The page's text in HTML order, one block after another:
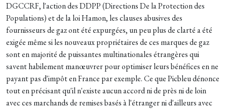
DGCCRF, l'action des DDPP (Directions De la Protection des
Populations) et de la loi Hamon, les clauses abusives des
fournisseurs de gaz ont été expurgées, un peu plus de clarté a été
exigée même si les nouveaux propriétaires de ces marques de gaz
sont en majorité de puissantes multinationales étrangères qui
savent habilement manœuvrer pour optimiser leurs bénéfices en ne
payant pas d'impôt en France par exemple. Ce que Picbleu dénonce
tout en précisant qu'il n'existe aucun accord ni de près ni de loin
avec ces marchands de remises basés à l'étranger ni d'ailleurs avec